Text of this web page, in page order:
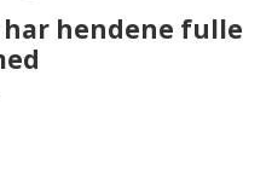
hendene fulle